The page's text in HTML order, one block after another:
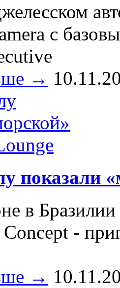
с
→
показали
в
-
→